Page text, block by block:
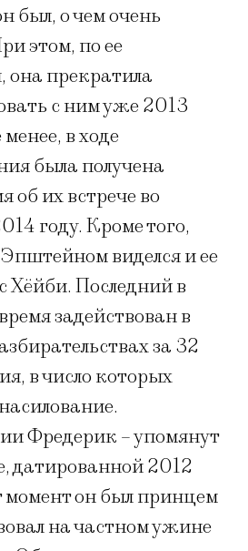
был, о чем очень
этом, по ее
она прекратила
с ним уже 2013
в ходе
была получена
об их встрече во
году. Кроме того,
виделся и ее
Последний в
задействован в
за 32
в число которых
Фредерик – упомянут
датированной 2012
момент он был принцем
на частном ужине